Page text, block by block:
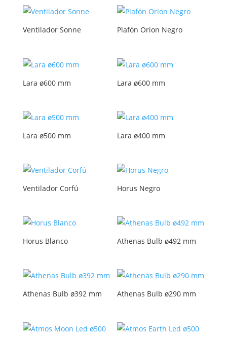
Ventilador Sonne Plafón Orion Negro
Lara ø600 mm Lara ø600 mm
Lara ø500 mm Lara ø400 mm
Ventilador Corfú Horus Negro
Horus Blanco Athenas Bulb ø492 mm
Athenas Bulb ø392 mm Athenas Bulb ø290 mm